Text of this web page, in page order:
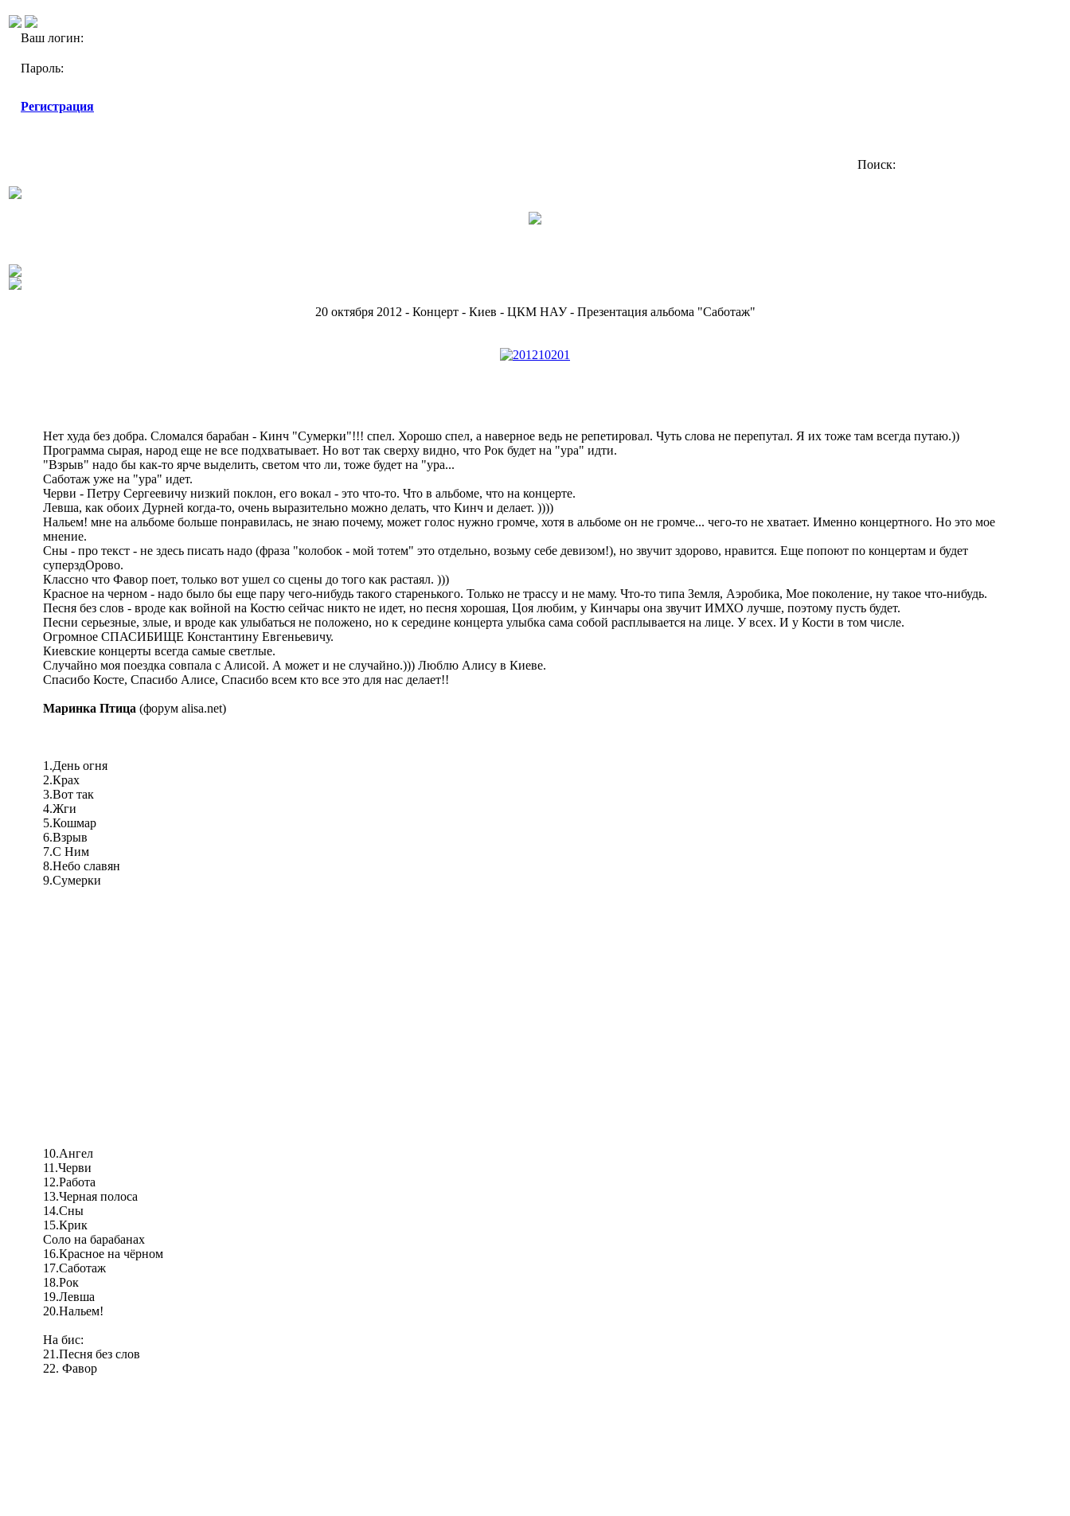
Ваш логин:
Пароль:
Регистрация
Поиск:
20 октября 2012 - Концерт - Киев - ЦКМ НАУ - Презентация альбома "Саботаж"
Нет худа без добра. Сломался барабан - Кинч "Сумерки"!!! спел. Хорошо спел, а наверное ведь не репетировал. Чуть слова не перепутал. Я их тоже там всегда путаю.))
Программа сырая, народ еще не все подхватывает. Но вот так сверху видно, что Рок будет на "ура" идти.
"Взрыв" надо бы как-то ярче выделить, светом что ли, тоже будет на "ура...
Саботаж уже на "ура" идет.
Черви - Петру Сергеевичу низкий поклон, его вокал - это что-то. Что в альбоме, что на концерте.
Левша, как обоих Дурней когда-то, очень выразительно можно делать, что Кинч и делает. ))))
Нальем! мне на альбоме больше понравилась, не знаю почему, может голос нужно громче, хотя в альбоме он не громче... чего-то не хватает. Именно концертного. Но это мое
мнение.
Сны - про текст - не здесь писать надо (фраза "колобок - мой тотем" это отдельно, возьму себе девизом!), но звучит здорово, нравится. Еще попоют по концертам и будет
суперздОрово.
Классно что Фавор поет, только вот ушел со сцены до того как растаял. )))
Красное на черном - надо было бы еще пару чего-нибудь такого старенького. Только не трассу и не маму. Что-то типа Земля, Аэробика, Мое поколение, ну такое что-нибудь.
Песня без слов - вроде как войной на Костю сейчас никто не идет, но песня хорошая, Цоя любим, у Кинчары она звучит ИМХО лучше, поэтому пусть будет.
Песни серьезные, злые, и вроде как улыбаться не положено, но к середине концерта улыбка сама собой расплывается на лице. У всех. И у Кости в том числе.
Огромное СПАСИБИЩЕ Константину Евгеньевичу.
Киевские концерты всегда самые светлые.
Случайно моя поездка совпала с Алисой. А может и не случайно.))) Люблю Алису в Киеве.
Спасибо Косте, Спасибо Алисе, Спасибо всем кто все это для нас делает!!
Маринка Птица (форум alisa.net)
1.День огня
2.Крах
3.Вот так
4.Жги
5.Кошмар
6.Взрыв
7.С Ним
8.Небо славян
9.Сумерки
10.Ангел
11.Черви
12.Работа
13.Черная полоса
14.Сны
15.Крик
Соло на барабанах
16.Красное на чёрном
17.Саботаж
18.Рок
19.Левша
20.Нальем!
На бис:
21.Песня без слов
22. Фавор